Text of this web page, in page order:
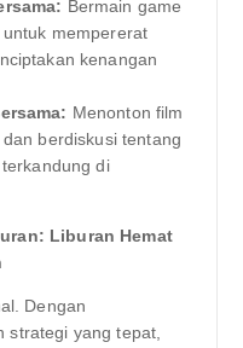
Bermain game
mempererat
kenangan
Menonton film
berdiskusi tentang
di
Liburan Hemat
Dengan
strategi yang tepat,